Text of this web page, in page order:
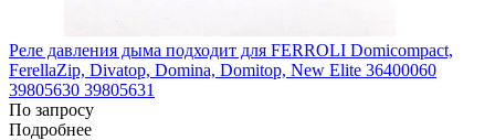
Реле давления дыма подходит для FERROLI Domicompact,
FerellaZip, Divatop, Domina, Domitop, New Elite 36400060
39805630 39805631
По запросу
Подробнее